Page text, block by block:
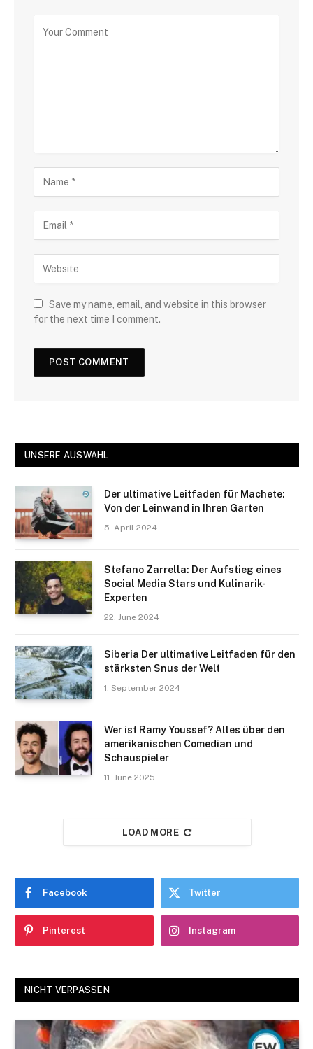
Save my name, email, and website in this browser
for the next time I comment.
UNSERE AUSWAHL
Der ultimative Leitfaden für Machete:
Von der Leinwand in Ihren Garten
5. April 2024
Stefano Zarrella: Der Aufstieg eines
Social Media Stars und Kulinarik-
Experten
22. June 2024
Siberia Der ultimative Leitfaden für den
stärksten Snus der Welt
1. September 2024
Wer ist Ramy Youssef? Alles über den
amerikanischen Comedian und
Schauspieler
11. June 2025
LOAD MORE
Facebook Twitter
Pinterest Instagram
NICHT VERPASSEN